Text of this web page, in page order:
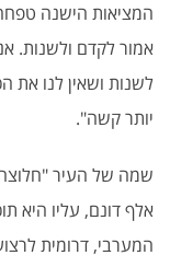
המציאות הישנה
אמור לקדם ולשנות.
לשנות ושאין לנו את
יותר קשה".
אלף דונם, עליו היא
המערבי, דרומית